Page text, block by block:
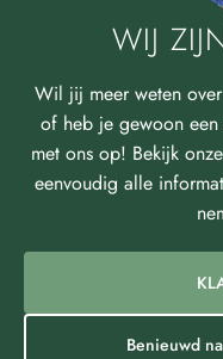
WIJ
Wil jij meer weten
of heb je gewoon
met ons op! Bekijk
eenvoudig alle
Benieuwd